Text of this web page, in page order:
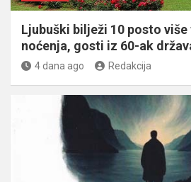
Ljubuški bilježi 10 posto
noćenja, gosti iz 60-ak
4 dana ago Redakcija